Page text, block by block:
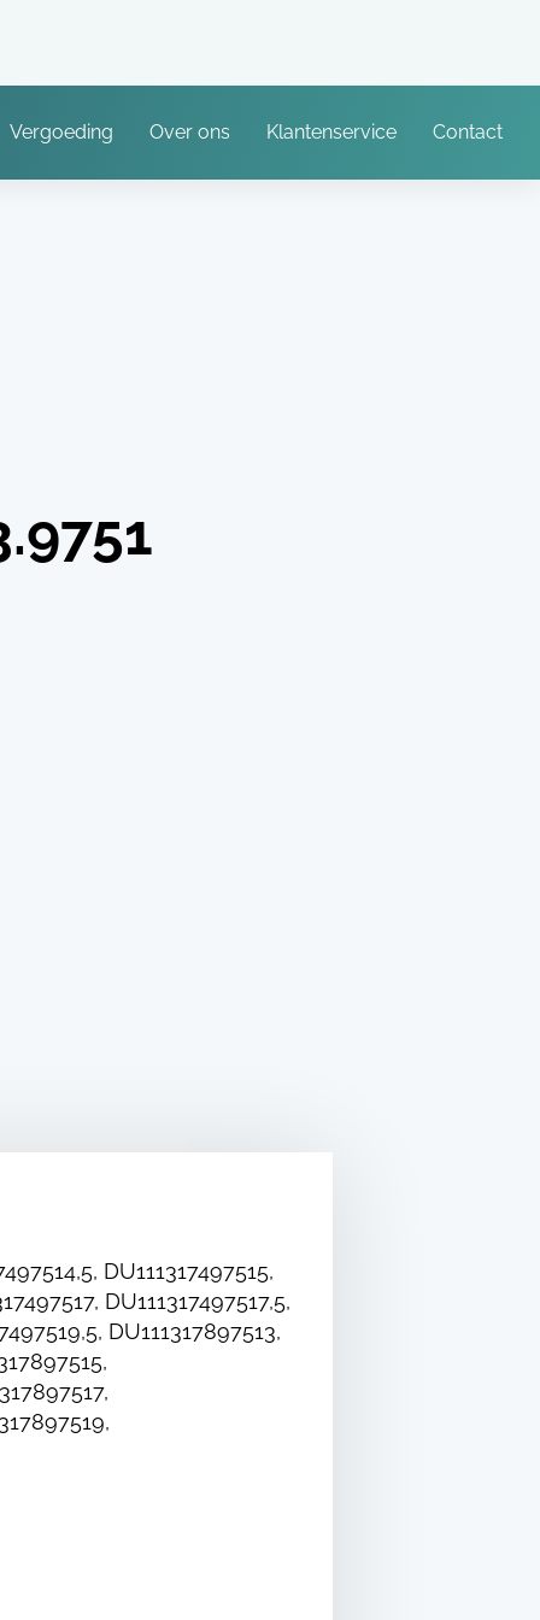
Vergoeding Over ons Klantenservice Contact
DU111317497515,
DU111317497517,5,
DU111317897513,